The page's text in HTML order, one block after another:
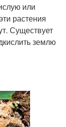
или
растения
Существует
землю